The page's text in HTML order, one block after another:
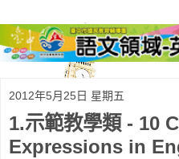
2012年5月25日 星期五
1.示範教學類 - 10
Expressions in